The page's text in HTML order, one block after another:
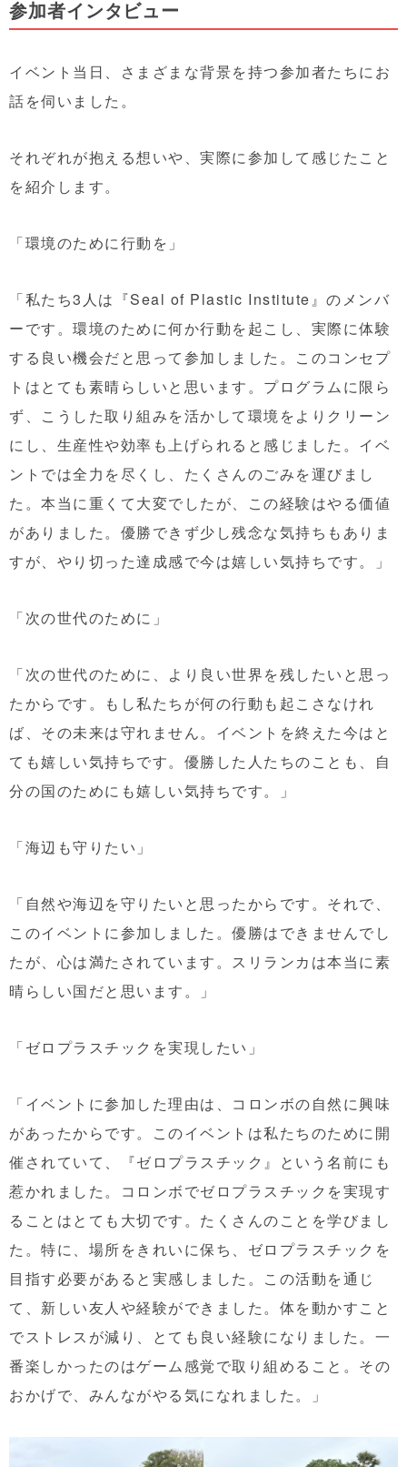
参加者インタビュー
イベント当日、さまざまな背景を持つ参加者たちにお
話を伺いました。
それぞれが抱える想いや、実際に参加して感じたこと
を紹介します。
「環境のために行動を」
「私たち3人は『Seal of Plastic Institute』のメンバ
ーです。環境のために何か行動を起こし、実際に体験
する良い機会だと思って参加しました。このコンセプ
トはとても素晴らしいと思います。プログラムに限ら
ず、こうした取り組みを活かして環境をよりクリーン
にし、生産性や効率も上げられると感じました。イベ
ントでは全力を尽くし、たくさんのごみを運びまし
た。本当に重くて大変でしたが、この経験はやる価値
がありました。優勝できず少し残念な気持ちもありま
すが、やり切った達成感で今は嬉しい気持ちです。」
「次の世代のために」
「次の世代のために、より良い世界を残したいと思っ
たからです。もし私たちが何の行動も起こさなけれ
ば、その未来は守れません。イベントを終えた今はと
ても嬉しい気持ちです。優勝した人たちのことも、自
分の国のためにも嬉しい気持ちです。」
「海辺も守りたい」
「自然や海辺を守りたいと思ったからです。それで、
このイベントに参加しました。優勝はできませんでし
たが、心は満たされています。スリランカは本当に素
晴らしい国だと思います。」
「ゼロプラスチックを実現したい」
「イベントに参加した理由は、コロンボの自然に興味
があったからです。このイベントは私たちのために開
催されていて、『ゼロプラスチック』という名前にも
惹かれました。コロンボでゼロプラスチックを実現す
ることはとても大切です。たくさんのことを学びまし
た。特に、場所をきれいに保ち、ゼロプラスチックを
目指す必要があると実感しました。この活動を通じ
て、新しい友人や経験ができました。体を動かすこと
でストレスが減り、とても良い経験になりました。一
番楽しかったのはゲーム感覚で取り組めること。その
おかげで、みんながやる気になれました。」